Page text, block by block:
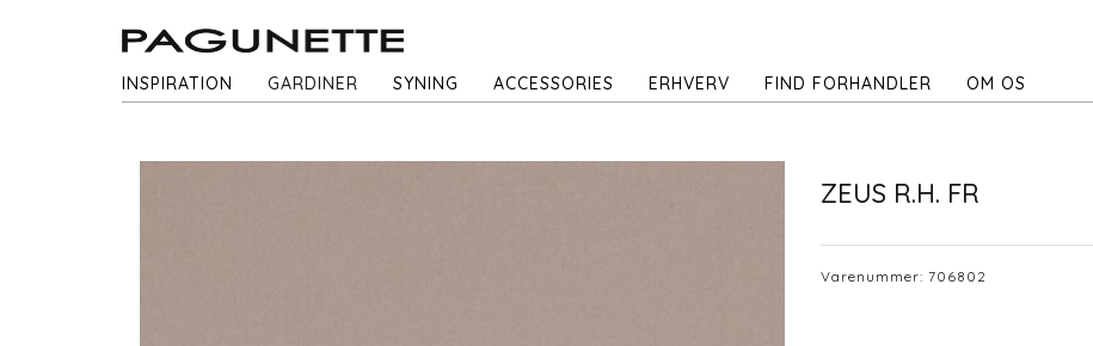
INSPIRATION GARDINER SYNING ACCESSORIES ERHVERV FIND FORHANDLER OM OS
ZEUS R.H. FR
Varenummer: 706802